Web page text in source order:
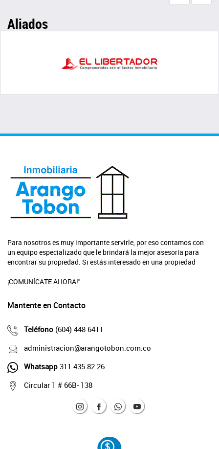
Aliados
Para nosotros es muy importante servirle, por eso contamos con
un equipo especializado que le brindará la mejor asesoría para
encontrar su propiedad. Si estás interesado en una propiedad
¡COMUNÍCATE AHORA!"
Mantente en Contacto
Teléfono (604) 448 6411
administracion@arangotobon.com.co
Whatsapp 311 435 82 26
Circular 1 # 66B- 138